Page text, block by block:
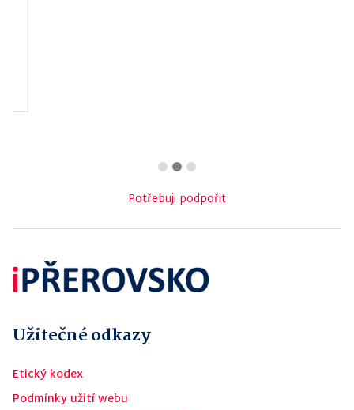
Potřebuji podpořit
Užitečné odkazy
Etický kodex
Podmínky užití webu